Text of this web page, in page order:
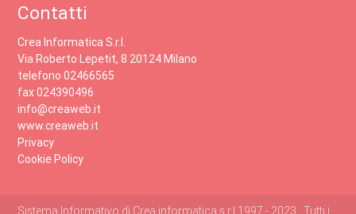
Contatti
Crea Informatica S.r.l.
Via Roberto Lepetit, 8 20124 Milano
telefono 02466565
fax 024390496
info@creaweb.it
www.creaweb.it
Privacy
Cookie Policy
Sistema Informativo di Crea informatica s.r.l 1997 - 2023 , Tutti i